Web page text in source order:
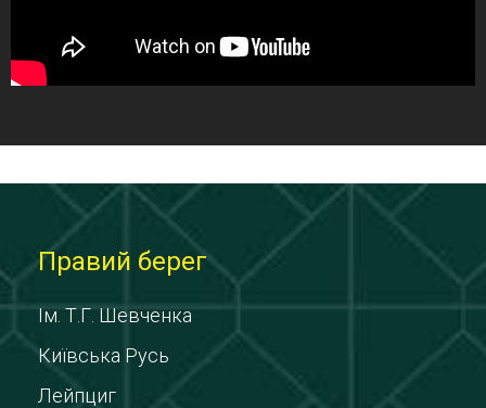
Правий берег
Ім. Т.Г. Шевченка
Київська Русь
Лейпциг